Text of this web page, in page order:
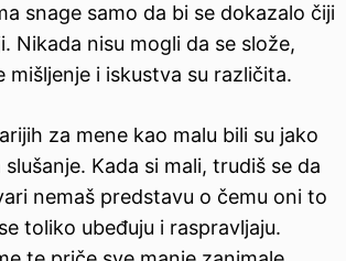
snage samo da bi se dokazalo čiji
Nikada nisu mogli da se slože,
mišljenje i iskustva su različita.
za mene kao malu bili su jako
Kada si mali, trudiš se da
nemaš predstavu o čemu oni to
toliko ubeđuju i raspravljaju.